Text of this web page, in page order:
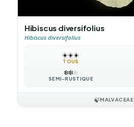
Hibiscus diversifolius
Hibiscus diversifolius
☀️☀️☀️
TOUS
❄️❄️❄️
SEMI-RUSTIQUE
🍃MALVACEAE